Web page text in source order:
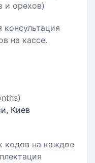
и орехов)
консультация
на кассе.
Киев
кодов на каждое